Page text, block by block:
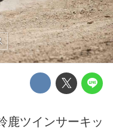
鹿ツインサーキッ